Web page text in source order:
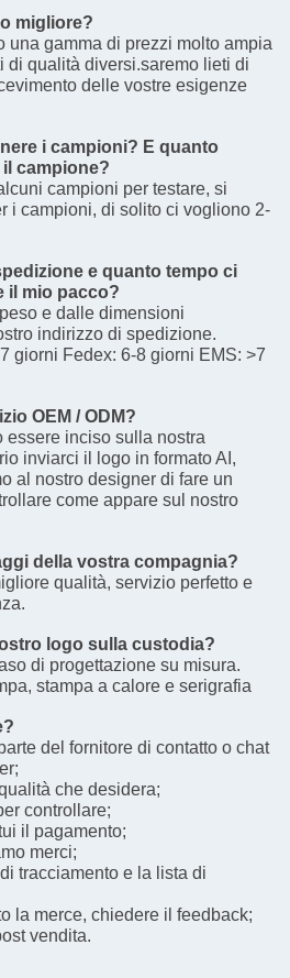
migliore?
una gamma di prezzi molto ampia
di qualità diversi.saremo lieti di
delle vostre esigenze
i campioni? E quanto
campione?
campioni per testare, si
i campioni, di solito ci vogliono 2-
e quanto tempo ci
il mio pacco?
e dalle dimensioni
indirizzo di spedizione.
giorni Fedex: 6-8 giorni EMS: >7
OEM / ODM?
essere inciso sulla nostra
inviarci il logo in formato AI,
al nostro designer di fare un
come appare sul nostro
della vostra compagnia?
qualità, servizio perfetto e
logo sulla custodia?
di progettazione su misura.
stampa a calore e serigrafia
del fornitore di contatto o chat
che desidera;
controllare;
il pagamento;
merci;
tracciamento e la lista di
la merce, chiedere il feedback;
vendita.